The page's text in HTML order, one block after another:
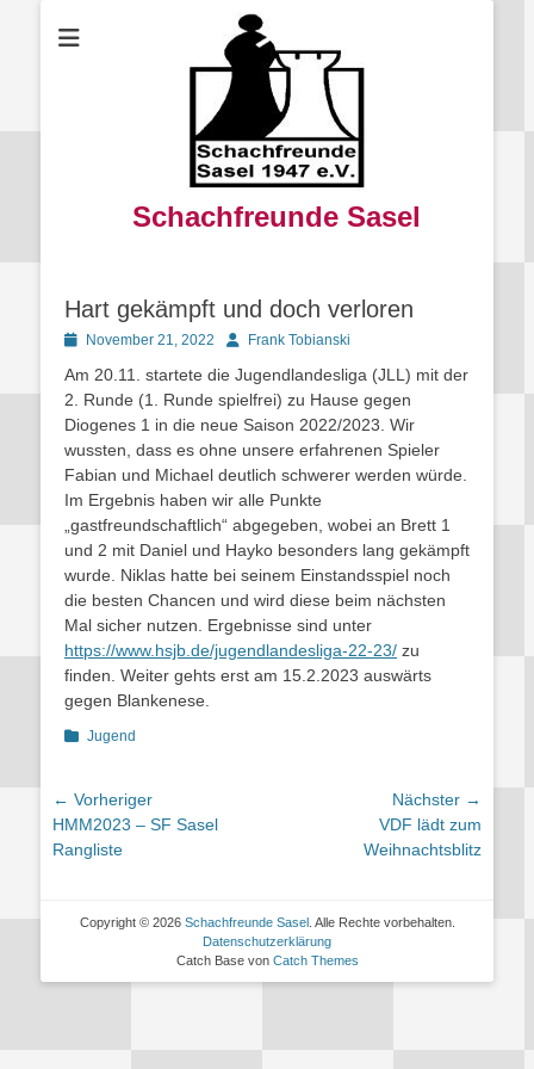
Schachfreunde Sasel
Hart gekämpft und doch verloren
PostedNovember 21, 2022 AutorFrank Tobianski
Am 20.11. startete die Jugendlandesliga (JLL) mit der
2. Runde (1. Runde spielfrei) zu Hause gegen
Diogenes 1 in die neue Saison 2022/2023. Wir
wussten, dass es ohne unsere erfahrenen Spieler
Fabian und Michael deutlich schwerer werden würde.
Im Ergebnis haben wir alle Punkte
„gastfreundschaftlich“ abgegeben, wobei an Brett 1
und 2 mit Daniel und Hayko besonders lang gekämpft
wurde. Niklas hatte bei seinem Einstandsspiel noch
die besten Chancen und wird diese beim nächsten
Mal sicher nutzen. Ergebnisse sind unter
https://www.hsjb.de/jugendlandesliga-22-23/ zu
finden. Weiter gehts erst am 15.2.2023 auswärts
gegen Blankenese.
Kategorien
Jugend
Beitragsnavigation
← Vorheriger
Vorheriger
Beitrag:
HMM2023 – SF Sasel
Rangliste
Nächster →
VDF lädt zum
Weihnachtsblitz
Copyright © 2026 Schachfreunde Sasel. Alle Rechte vorbehalten.
Datenschutzerklärung
Catch Base von Catch Themes